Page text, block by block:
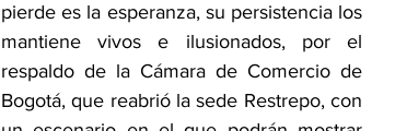
pierde es la esperanza, su persistencia los
mantiene vivos e ilusionados, por el
respaldo de la Cámara de Comercio de
Bogotá, que reabrió la sede Restrepo, con